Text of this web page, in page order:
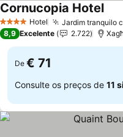
4 EstrelasHotel Jardim tranquilo
Cornucopia HotelVer
8,9 Excelente 2.722
De € 71
Consulte os preços de 11